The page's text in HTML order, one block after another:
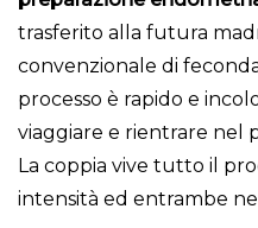
trasferito alla futura
convenzionale di
processo è rapido e
viaggiare e rientrare nel
La coppia vive tutto il
intensità ed entrambe